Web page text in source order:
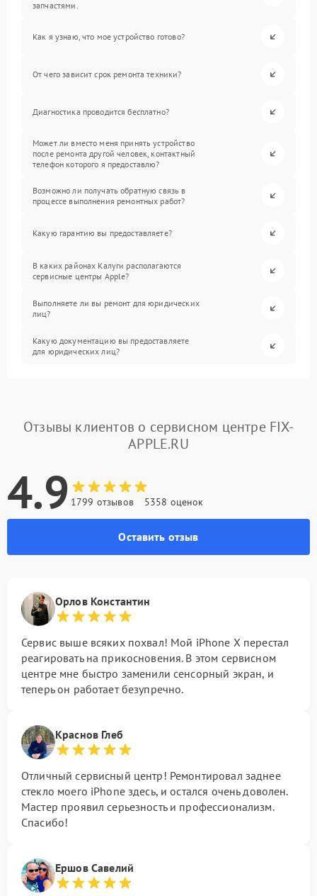
запчастями.
Как я узнаю, что мое устройство готово?
От чего зависит срок ремонта техники?
Диагностика проводится бесплатно?
Может ли вместо меня принять устройство
после ремонта другой человек, контактный
телефон которого я предоставлю?
Возможно ли получать обратную связь в
процессе выполнения ремонтных работ?
Какую гарантию вы предоставляете?
В каких районах Калуги располагаются
сервисные центры Apple?
Выполняете ли вы ремонт для юридических
лиц?
Какую документацию вы предоставляете
для юридических лиц?
Отзывы клиентов о сервисном центре FIX-
APPLE.RU
4.9 1799 отзывов 5358 оценок
Оставить отзыв
Орлов Константин
Сервис выше всяких похвал! Мой iPhone X перестал
реагировать на прикосновения. В этом сервисном
центре мне быстро заменили сенсорный экран, и
теперь он работает безупречно.
Краснов Глеб
Отличный сервисный центр! Ремонтировал заднее
стекло моего iPhone здесь, и остался очень доволен.
Мастер проявил серьезность и профессионализм.
Спасибо!
Ершов Савелий